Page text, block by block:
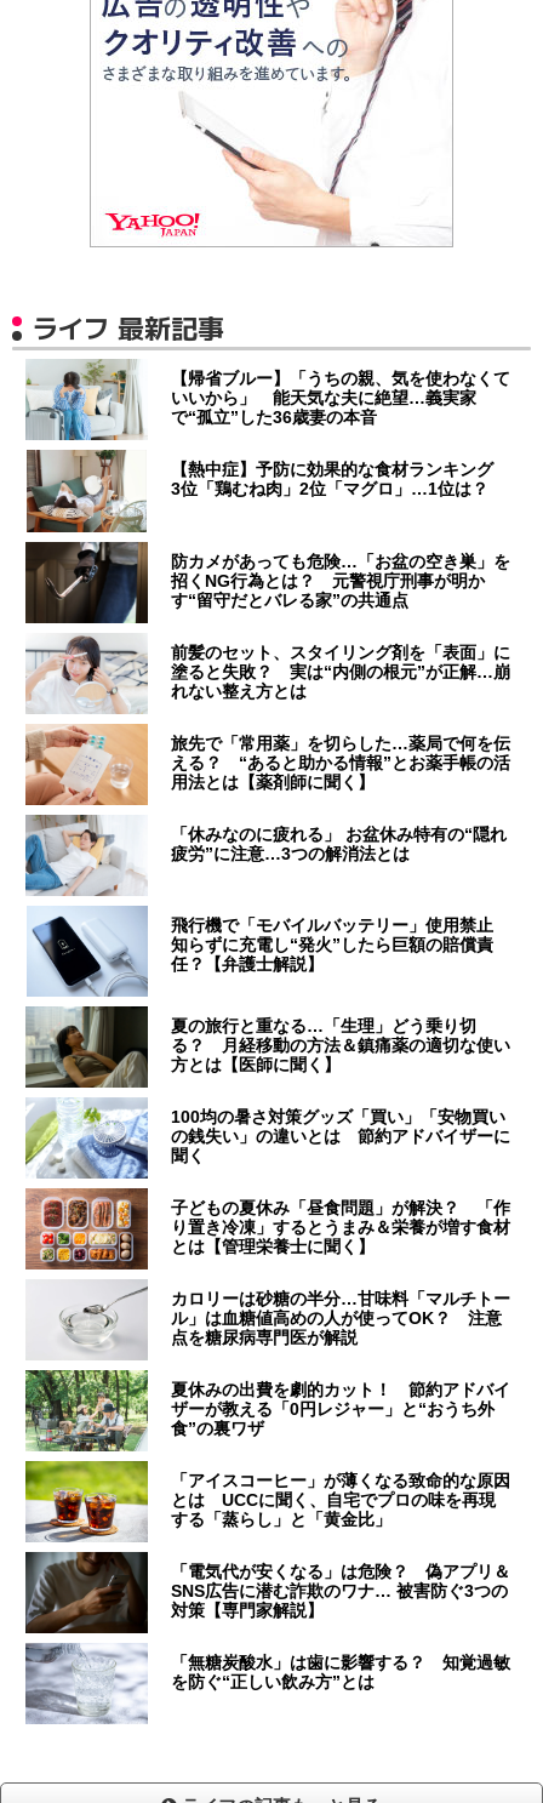
ライフ 最新記事
【帰省ブルー】「うちの親、気を使わなくて
いいから」 能天気な夫に絶望…義実家
で“孤立”した36歳妻の本音
【熱中症】予防に効果的な食材ランキング
3位「鶏むね肉」2位「マグロ」…1位は？
防カメがあっても危険…「お盆の空き巣」を
招くNG行為とは？ 元警視庁刑事が明か
す“留守だとバレる家”の共通点
前髪のセット、スタイリング剤を「表面」に
塗ると失敗？ 実は“内側の根元”が正解…崩
れない整え方とは
旅先で「常用薬」を切らした…薬局で何を伝
える？ “あると助かる情報”とお薬手帳の活
用法とは【薬剤師に聞く】
「休みなのに疲れる」 お盆休み特有の“隠れ
疲労”に注意…3つの解消法とは
飛行機で「モバイルバッテリー」使用禁止
知らずに充電し“発火”したら巨額の賠償責
任？【弁護士解説】
夏の旅行と重なる…「生理」どう乗り切
る？ 月経移動の方法＆鎮痛薬の適切な使い
方とは【医師に聞く】
100均の暑さ対策グッズ「買い」「安物買い
の銭失い」の違いとは 節約アドバイザーに
聞く
子どもの夏休み「昼食問題」が解決？ 「作
り置き冷凍」するとうまみ＆栄養が増す食材
とは【管理栄養士に聞く】
カロリーは砂糖の半分…甘味料「マルチトー
ル」は血糖値高めの人が使ってOK？ 注意
点を糖尿病専門医が解説
夏休みの出費を劇的カット！ 節約アドバイ
ザーが教える「0円レジャー」と“おうち外
食”の裏ワザ
「アイスコーヒー」が薄くなる致命的な原因
とは UCCに聞く、自宅でプロの味を再現
する「蒸らし」と「黄金比」
「電気代が安くなる」は危険？ 偽アプリ＆
SNS広告に潜む詐欺のワナ… 被害防ぐ3つの
対策【専門家解説】
「無糖炭酸水」は歯に影響する？ 知覚過敏
を防ぐ“正しい飲み方”とは